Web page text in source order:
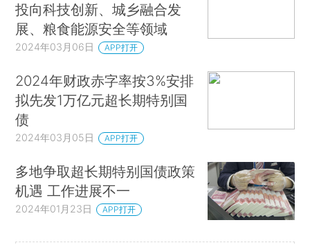
投向科技创新、城乡融合发
展、粮食能源安全等领域
2024年03月06日 APP打开
2024年财政赤字率按3%安排
拟先发1万亿元超长期特别国
债
2024年03月05日 APP打开
多地争取超长期特别国债政策
机遇 工作进展不一
2024年01月23日 APP打开